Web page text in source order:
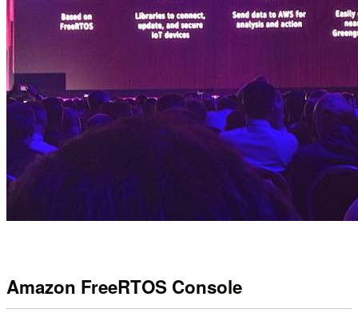
Amazon FreeRTOS Console